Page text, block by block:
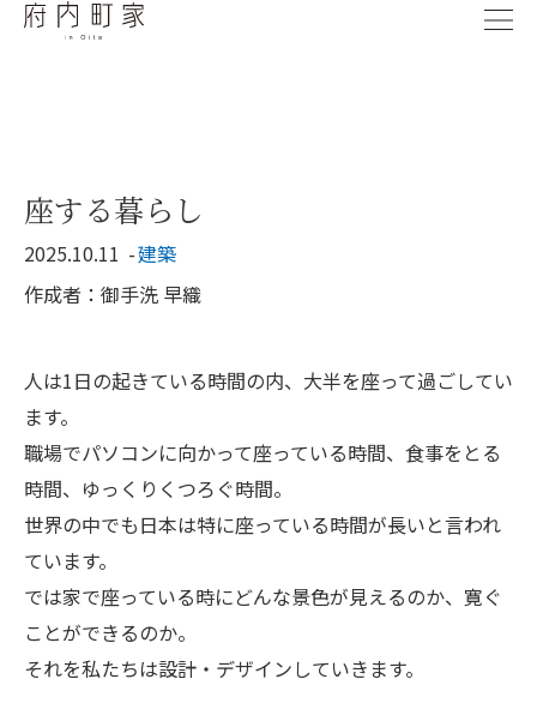
座する暮らし
2025.10.11
建築
作成者：御手洗 早織
人は1日の起きている時間の内、大半を座って過ごしてい
ます。
職場でパソコンに向かって座っている時間、食事をとる
時間、ゆっくりくつろぐ時間。
世界の中でも日本は特に座っている時間が長いと言われ
ています。
では家で座っている時にどんな景色が見えるのか、寛ぐ
ことができるのか。
それを私たちは設計・デザインしていきます。